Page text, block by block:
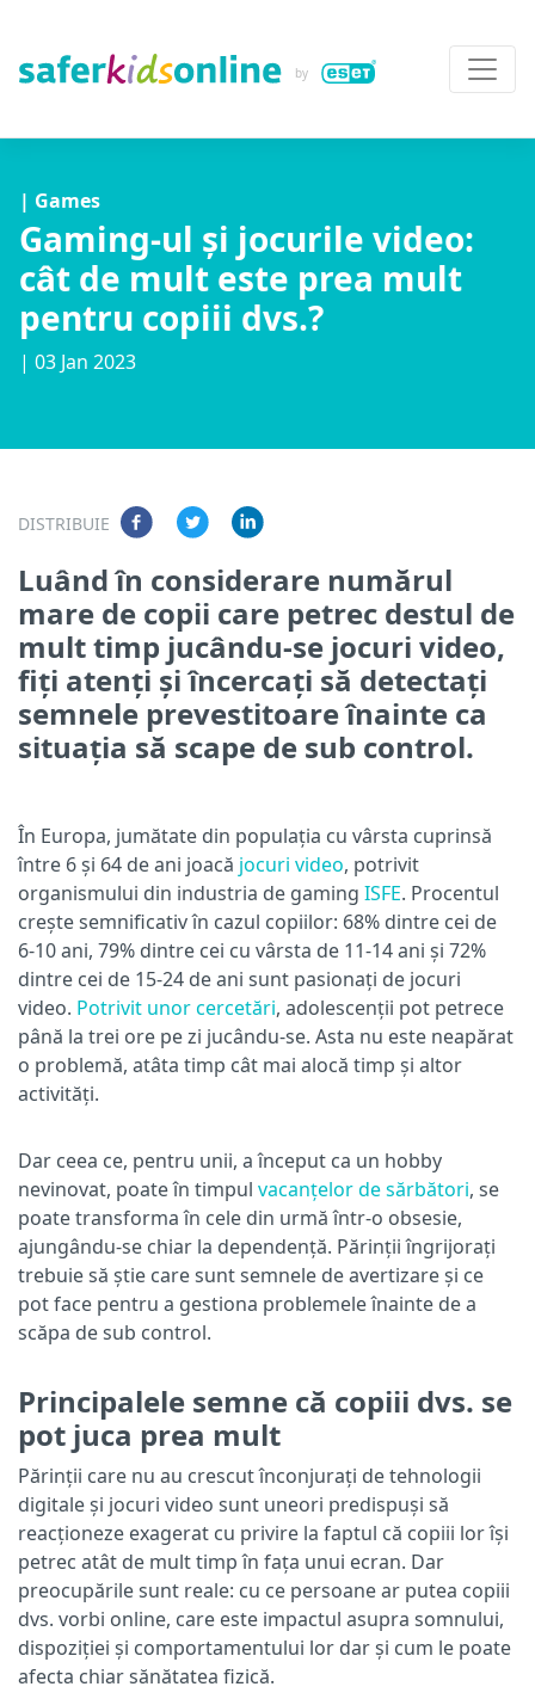
| Games
Gaming-ul și jocurile video:
cât de mult este prea mult
pentru copiii dvs.?
| 03 Jan 2023
DISTRIBUIE
Luând în considerare numărul
mare de copii care petrec destul de
mult timp jucându-se jocuri video,
fiți atenți și încercați să detectați
semnele prevestitoare înainte ca
situația să scape de sub control.
În Europa, jumătate din populația cu vârsta cuprinsă
între 6 și 64 de ani joacă jocuri video, potrivit
organismului din industria de gaming ISFE. Procentul
crește semnificativ în cazul copiilor: 68% dintre cei de
6-10 ani, 79% dintre cei cu vârsta de 11-14 ani și 72%
dintre cei de 15-24 de ani sunt pasionați de jocuri
video. Potrivit unor cercetări, adolescenții pot petrece
până la trei ore pe zi jucându-se. Asta nu este neapărat
o problemă, atâta timp cât mai alocă timp și altor
activități.
Dar ceea ce, pentru unii, a început ca un hobby
nevinovat, poate în timpul vacanțelor de sărbători, se
poate transforma în cele din urmă într-o obsesie,
ajungându-se chiar la dependență. Părinții îngrijorați
trebuie să știe care sunt semnele de avertizare și ce
pot face pentru a gestiona problemele înainte de a
scăpa de sub control.
Principalele semne că copiii dvs. se
pot juca prea mult
Părinții care nu au crescut înconjurați de tehnologii
digitale și jocuri video sunt uneori predispuși să
reacționeze exagerat cu privire la faptul că copiii lor își
petrec atât de mult timp în fața unui ecran. Dar
preocupările sunt reale: cu ce persoane ar putea copiii
dvs. vorbi online, care este impactul asupra somnului,
dispoziției și comportamentului lor dar și cum le poate
afecta chiar sănătatea fizică.